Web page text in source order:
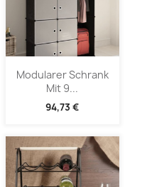
Modularer Schrank
Mit 9...
94,73 €